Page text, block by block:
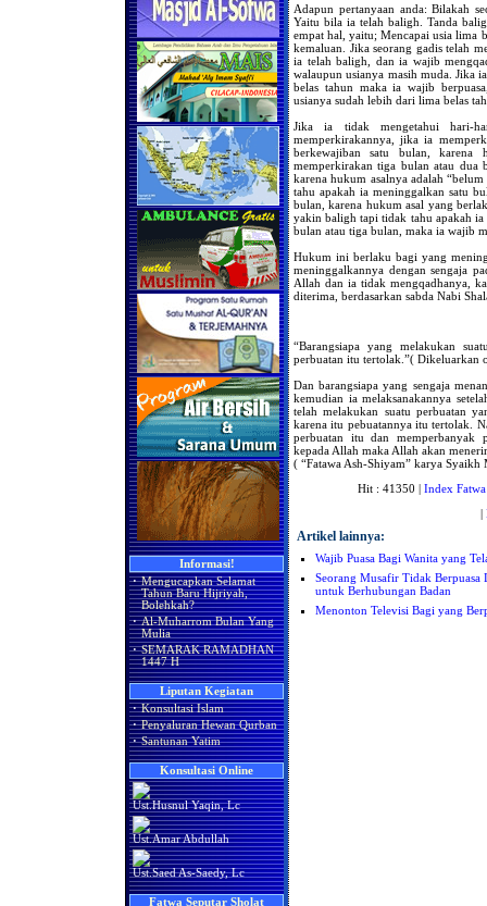
Informasi!
· Mengucapkan Selamat
Tahun Baru Hijriyah,
Bolehkah?
· Al-Muharrom Bulan Yang
Mulia
· SEMARAK RAMADHAN
1447 H
Liputan Kegiatan
· Konsultasi Islam
· Penyaluran Hewan Qurban
· Santunan Yatim
Konsultasi Online
Ust.Husnul Yaqin, Lc
Ust.Amar Abdullah
Ust.Saed As-Saedy, Lc
Fatwa Seputar Sholat
Adapun pertanyaan anda: Bilakah
Yaitu bila ia telah baligh. Tanda
empat hal, yaitu; Mencapai usia lima
kemaluan. Jika seorang gadis telah
ia telah baligh, dan ia wajib
walaupun usianya masih muda. Jika
belas tahun maka ia wajib
usianya sudah lebih dari lima belas
Jika ia tidak mengetahui hari-
memperkirakannya, jika ia
berkewajiban satu bulan, karena
memperkirakan tiga bulan atau dua
karena hukum asalnya adalah
tahu apakah ia meninggalkan satu
bulan, karena hukum asal yang
yakin baligh tapi tidak tahu apakah
bulan atau tiga bulan, maka ia wajib
Hukum ini berlaku bagi yang
meninggalkannya dengan sengaja
Allah dan ia tidak mengqadhanya,
diterima, berdasarkan sabda Nabi
“Barangsiapa yang melakukan
perbuatan itu tertolak.”(
Dan barangsiapa yang sengaja
kemudian ia melaksanakannya
telah melakukan suatu perbuatan
karena itu pebuatannya itu tertolak.
perbuatan itu dan memperbanyak
kepada Allah maka Allah akan
( “Fatawa Ash-Shiyam” karya
Hit : 41350 | Index Fatwa
|
Artikel lainnya:
Wajib Puasa Bagi Wanita yang
Seorang Musafir Tidak Berpuasa
untuk Berhubungan Badan
Menonton Televisi Bagi yang